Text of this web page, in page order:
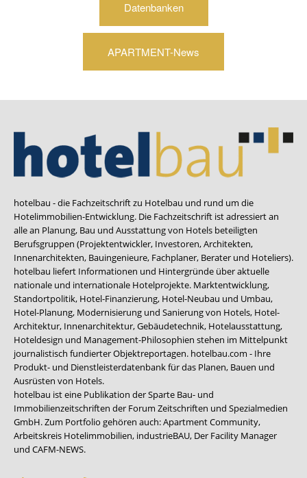
Datenbanken
APARTMENT-News
hotelbau - die Fachzeitschrift zu Hotelbau und rund um die
Hotelimmobilien-Entwicklung. Die Fachzeitschrift ist adressiert an
alle an Planung, Bau und Ausstattung von Hotels beteiligten
Berufsgruppen (Projektentwickler, Investoren, Architekten,
Innenarchitekten, Bauingenieure, Fachplaner, Berater und Hoteliers).
hotelbau liefert Informationen und Hintergründe über aktuelle
nationale und internationale Hotelprojekte. Marktentwicklung,
Standortpolitik, Hotel-Finanzierung, Hotel-Neubau und Umbau,
Hotel-Planung, Modernisierung und Sanierung von Hotels, Hotel-
Architektur, Innenarchitektur, Gebäudetechnik, Hotelausstattung,
Hoteldesign und Management-Philosophien stehen im Mittelpunkt
journalistisch fundierter Objektreportagen. hotelbau.com - Ihre
Produkt- und Dienstleisterdatenbank für das Planen, Bauen und
Ausrüsten von Hotels.
hotelbau ist eine Publikation der Sparte Bau- und
Immobilienzeitschriften der Forum Zeitschriften und Spezialmedien
GmbH. Zum Portfolio gehören auch:Apartment Community,
Arbeitskreis Hotelimmobilien, industrieBAU, Der Facility Manager
und CAFM-NEWS.